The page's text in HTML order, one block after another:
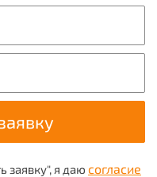
заявку", я даю согласие